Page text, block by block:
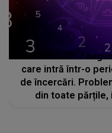
HOROSCOP 7
care intră într-o
de încercări.
din toate părțile,